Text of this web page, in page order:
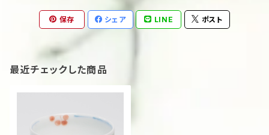
保存 シェア LINE ポスト
最近チェックした商品